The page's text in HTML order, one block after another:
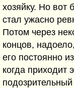
хозяйку. Но вот
стал ужасно
Потом через
концов,
его постоянно
когда приходит